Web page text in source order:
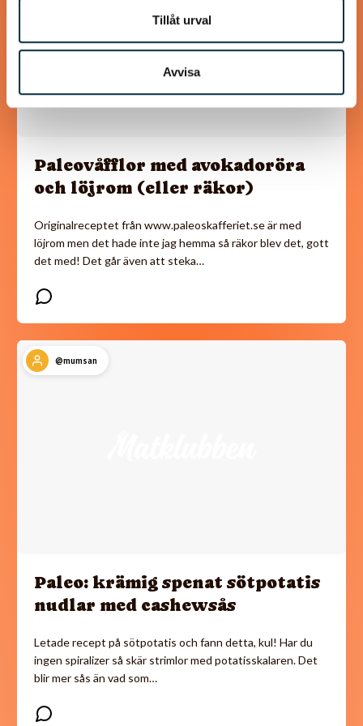
Tillåt urval
Avvisa
Paleovåfflor med avokadoröra
och löjrom (eller räkor)
Originalreceptet från www.paleoskafferiet.se är med
löjrom men det hade inte jag hemma så räkor blev det, gott
det med! Det går även att steka…
@mumsan
Paleo: krämig spenat sötpotatis
nudlar med cashewsås
Letade recept på sötpotatis och fann detta, kul! Har du
ingen spiralizer så skär strimlor med potatisskalaren. Det
blir mer sås än vad som…